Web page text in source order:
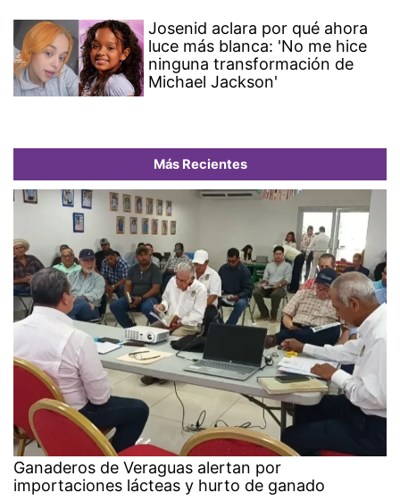
Josenid aclara por qué ahora
luce más blanca: 'No me hice
ninguna transformación de
Michael Jackson'
Más Recientes
Ganaderos de Veraguas alertan por
importaciones lácteas y hurto de ganado